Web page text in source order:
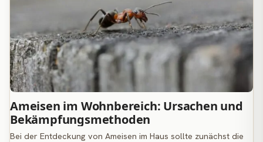
Ameisen im Wohnbereich: Ursachen und
Bekämpfungsmethoden
Bei der Entdeckung von Ameisen im Haus sollte zunächst die